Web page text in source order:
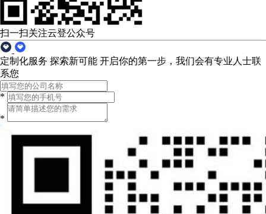
扫一扫关注云登公众号
定制化服务 探索新可能 开启你的第一步，我们会有专业人士联
系您
*
*